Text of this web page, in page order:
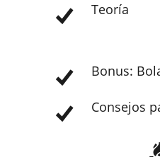
Teoría
Bonus:
Consejos